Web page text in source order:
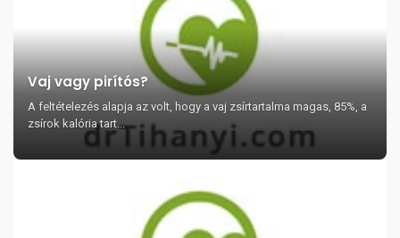
Vaj vagy pirítós?
A feltételezés alapja az volt, hogy a vaj zsírtartalma magas, 85%, a
zsírok kalória tart...